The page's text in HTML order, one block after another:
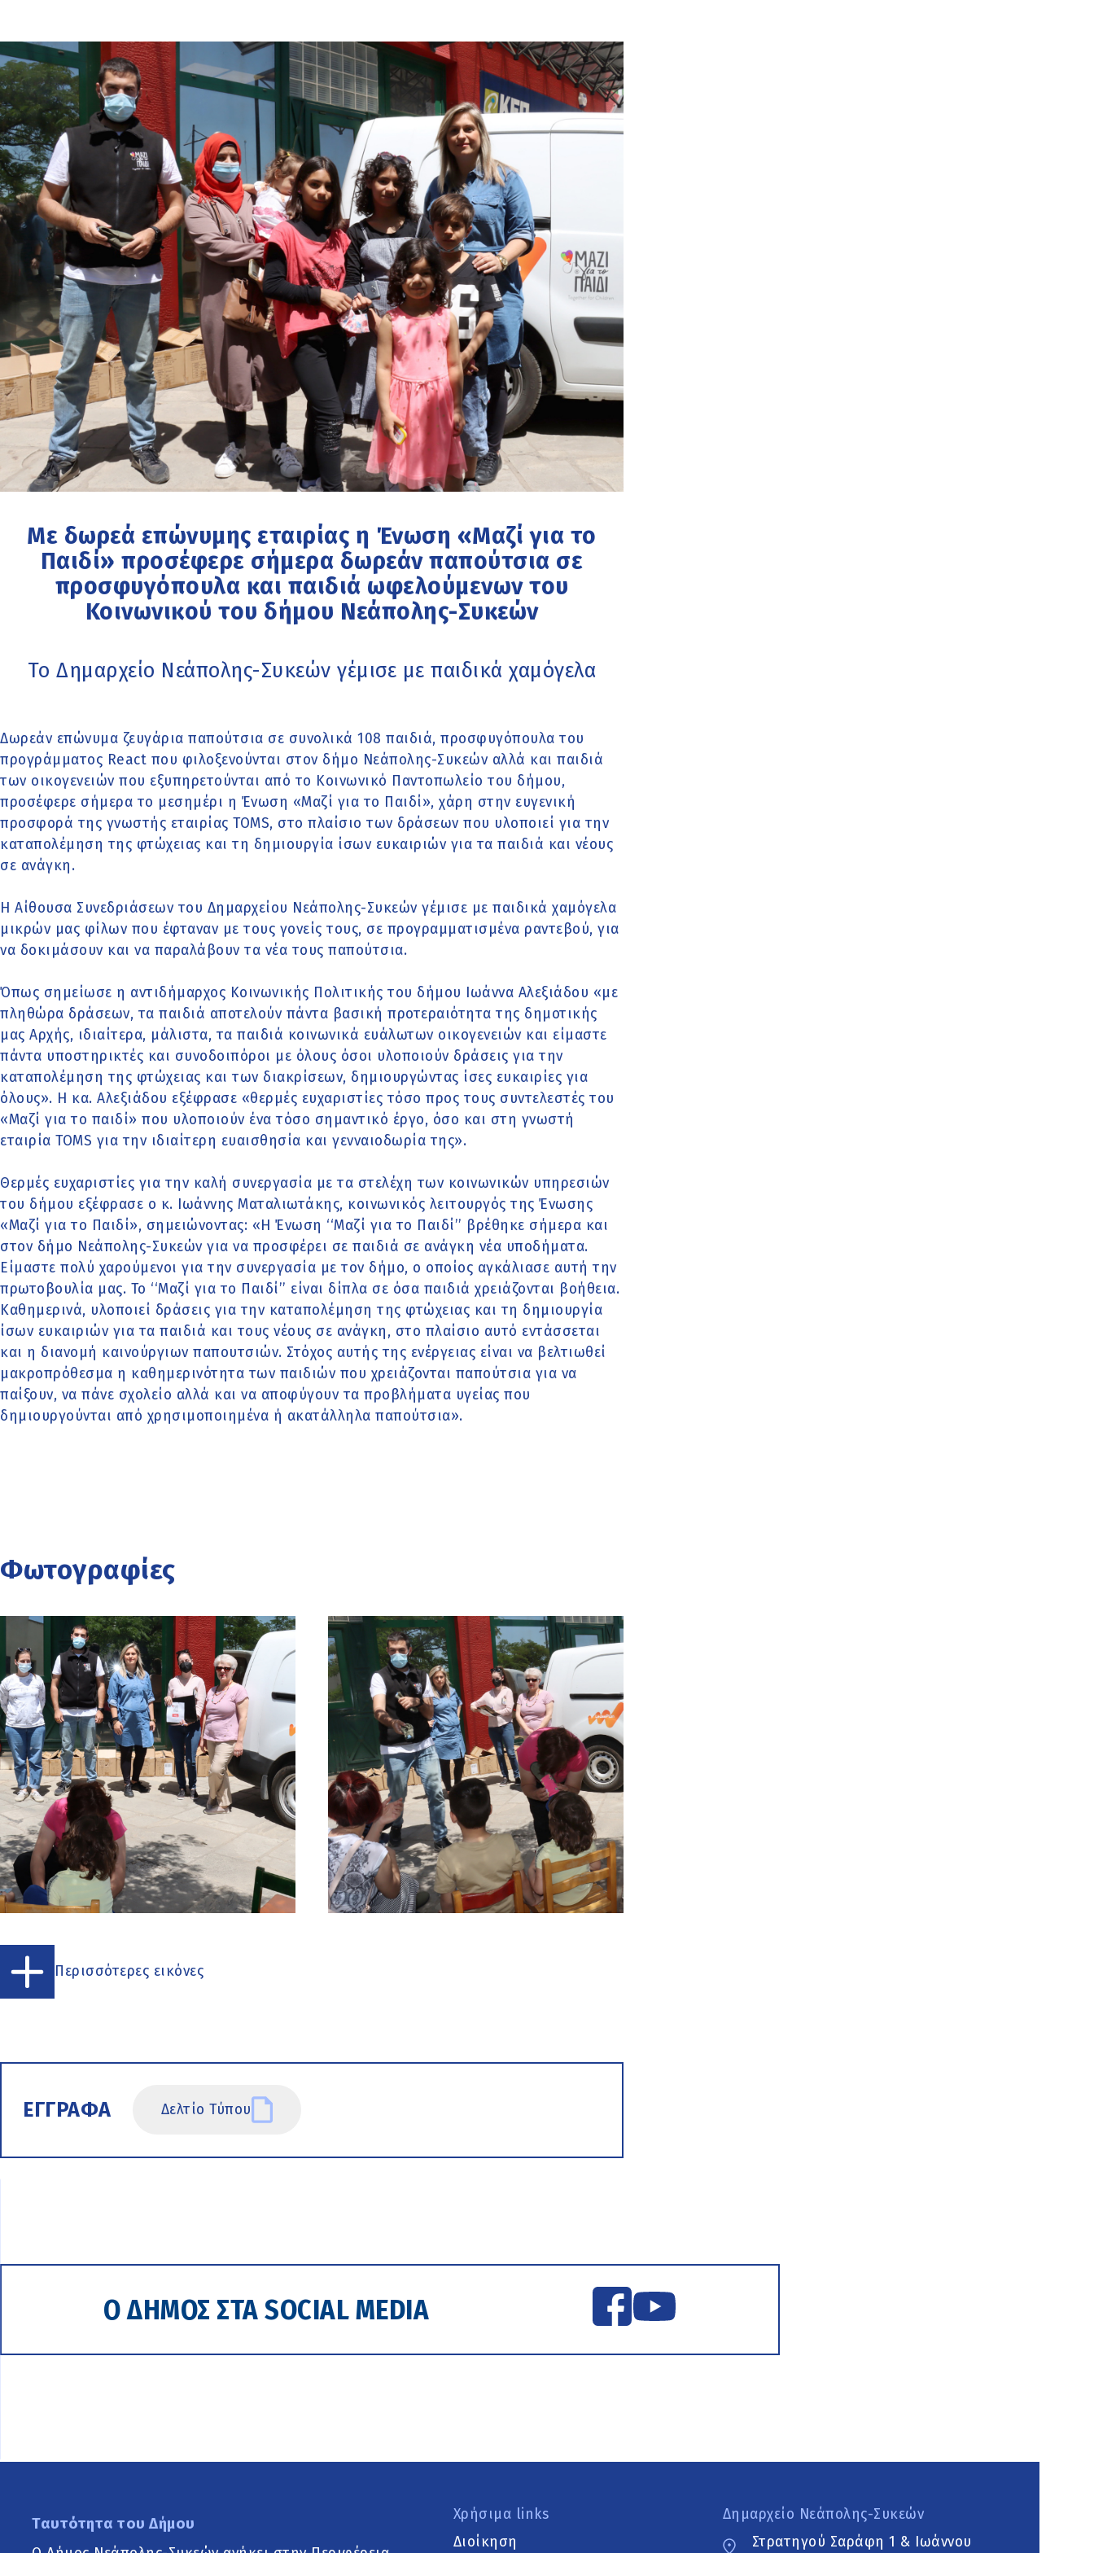
Με δωρεά επώνυμης εταιρίας η Ένωση «Μαζί για το
Παιδί» προσέφερε σήμερα δωρεάν παπούτσια σε
προσφυγόπουλα και παιδιά ωφελούμενων του
Κοινωνικού του δήμου Νεάπολης-Συκεών
Το Δημαρχείο Νεάπολης-Συκεών γέμισε με παιδικά χαμόγελα
Δωρεάν επώνυμα ζευγάρια παπούτσια σε συνολικά 108 παιδιά, προσφυγόπουλα του
προγράμματος React που φιλοξενούνται στον δήμο Νεάπολης-Συκεών αλλά και παιδιά
των οικογενειών που εξυπηρετούνται από το Κοινωνικό Παντοπωλείο του δήμου,
προσέφερε σήμερα το μεσημέρι η Ένωση «Μαζί για το Παιδί», χάρη στην ευγενική
προσφορά της γνωστής εταιρίας TOMS, στο πλαίσιο των δράσεων που υλοποιεί για την
καταπολέμηση της φτώχειας και τη δημιουργία ίσων ευκαιριών για τα παιδιά και νέους
σε ανάγκη.
Η Αίθουσα Συνεδριάσεων του Δημαρχείου Νεάπολης-Συκεών γέμισε με παιδικά χαμόγελα
μικρών μας φίλων που έφταναν με τους γονείς τους, σε προγραμματισμένα ραντεβού, για
να δοκιμάσουν και να παραλάβουν τα νέα τους παπούτσια.
Όπως σημείωσε η αντιδήμαρχος Κοινωνικής Πολιτικής του δήμου Ιωάννα Αλεξιάδου «με
πληθώρα δράσεων, τα παιδιά αποτελούν πάντα βασική προτεραιότητα της δημοτικής
μας Αρχής, ιδιαίτερα, μάλιστα, τα παιδιά κοινωνικά ευάλωτων οικογενειών και είμαστε
πάντα υποστηρικτές και συνοδοιπόροι με όλους όσοι υλοποιούν δράσεις για την
καταπολέμηση της φτώχειας και των διακρίσεων, δημιουργώντας ίσες ευκαιρίες για
όλους». Η κα. Αλεξιάδου εξέφρασε «θερμές ευχαριστίες τόσο προς τους συντελεστές του
«Μαζί για το παιδί» που υλοποιούν ένα τόσο σημαντικό έργο, όσο και στη γνωστή
εταιρία TOMS για την ιδιαίτερη ευαισθησία και γενναιοδωρία της».
Θερμές ευχαριστίες για την καλή συνεργασία με τα στελέχη των κοινωνικών υπηρεσιών
του δήμου εξέφρασε ο κ. Ιωάννης Ματαλιωτάκης, κοινωνικός λειτουργός της Ένωσης
«Μαζί για το Παιδί», σημειώνοντας: «Η Ένωση ‘‘Μαζί για το Παιδί’’ βρέθηκε σήμερα και
στον δήμο Νεάπολης-Συκεών για να προσφέρει σε παιδιά σε ανάγκη νέα υποδήματα.
Είμαστε πολύ χαρούμενοι για την συνεργασία με τον δήμο, ο οποίος αγκάλιασε αυτή την
πρωτοβουλία μας. Το ‘‘Μαζί για το Παιδί’’ είναι δίπλα σε όσα παιδιά χρειάζονται βοήθεια.
Καθημερινά, υλοποιεί δράσεις για την καταπολέμηση της φτώχειας και τη δημιουργία
ίσων ευκαιριών για τα παιδιά και τους νέους σε ανάγκη, στο πλαίσιο αυτό εντάσσεται
και η διανομή καινούργιων παπουτσιών. Στόχος αυτής της ενέργειας είναι να βελτιωθεί
μακροπρόθεσμα η καθημερινότητα των παιδιών που χρειάζονται παπούτσια για να
παίξουν, να πάνε σχολείο αλλά και να αποφύγουν τα προβλήματα υγείας που
δημιουργούνται από χρησιμοποιημένα ή ακατάλληλα παπούτσια».
Φωτογραφίες
Περισσότερες εικόνες
ΕΓΓΡΑΦΑ Δελτίο Τύπου
Ο ΔΗΜΟΣ ΣΤΑ SOCIAL MEDIA
Ταυτότητα του Δήμου
Χρήσιμα links
Διοίκηση
Δημαρχείο Νεάπολης-Συκεών
Στρατηγού Σαράφη 1 & Ιωάννου